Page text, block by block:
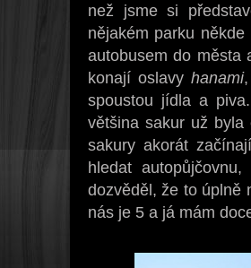
než jsme si
nějakém parku
autobusem do města
konají oslavyhanami
spoustou jídla a
většina sakur už
sakury akorát
hledat
dozvěděl, že to úplně
nás je 5 a já mám